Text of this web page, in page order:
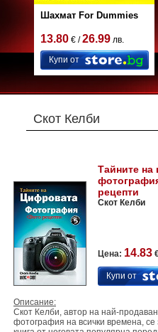
Шахмат For Dummies
13.80 € /26.99 лв.
Купи от
Скот Келби
Тайните
рецепти
Скот Келби
Цена: 14.83
Купи от
Описание:
Скот Келби, автор на най-
фотография на всички времена,